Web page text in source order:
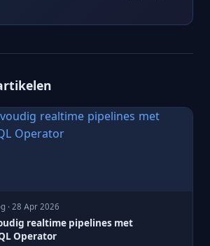
· 28 Apr 2026
realtime pipelines met
Operator